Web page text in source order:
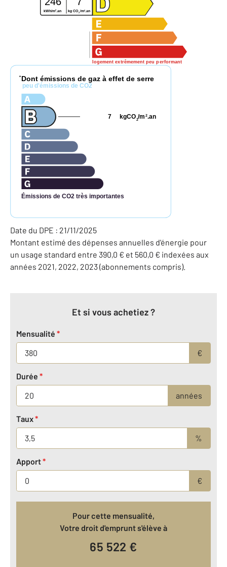
logement extrêmement peu performant
kWh/m2.an kg CO2 /m2 .an
* Dont émissions de gaz à effet de serre
peu d'émissions de CO2
Émissions de CO2 très importantes
kgCO2/m 2.an
7
Date du DPE : 21/11/2025
Montant estimé des dépenses annuelles d'énergie pour
un usage standard entre 390,0 € et 560,0 € indexées aux
années 2021, 2022, 2023 (abonnements compris).
Et si vous achetiez ?
Mensualité *
€
Durée *
années
Taux*
%
Apport*
€
Pour cette mensualité,
Votre droit d'emprunt s'élève à
65 522 €